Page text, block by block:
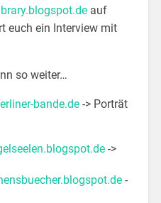
auf
euch ein Interview mit
so weiter…
bande.de-> Porträt
->
-